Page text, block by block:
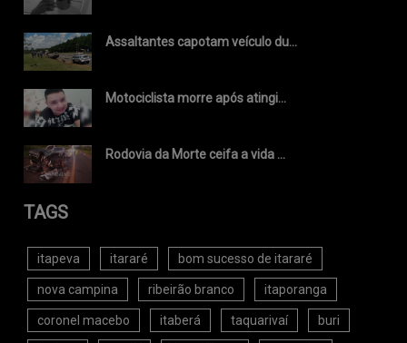
Assaltantes capotam veículo du...
Motociclista morre após atingi...
Rodovia da Morte ceifa a vida ...
TAGS
itapeva itararé bom sucesso de itararé
nova campina ribeirão branco itaporanga
coronel macebo itaberá taquarivaí buri